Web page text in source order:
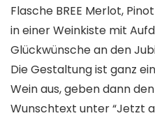
Flasche BREE Merlot,
in einer Weinkiste mit
Glückwünsche an den
Die Gestaltung ist ganz
Wein aus, geben dann
Wunschtext unter “Jetzt